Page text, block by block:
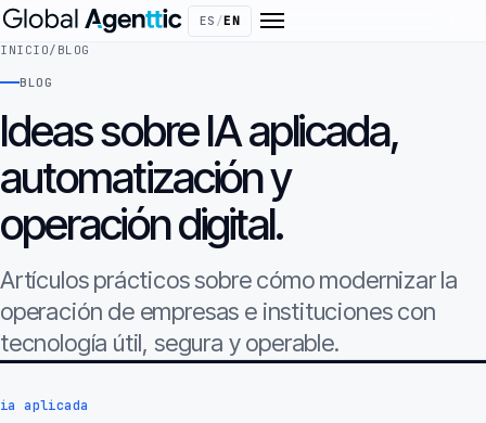
ES /EN
INICIO/ BLOG
BLOG
Ideas sobre IA aplicada,
automatización y
operación digital.
Artículos prácticos sobre cómo modernizar la
operación de empresas e instituciones con
tecnología útil, segura y operable.
ia aplicada